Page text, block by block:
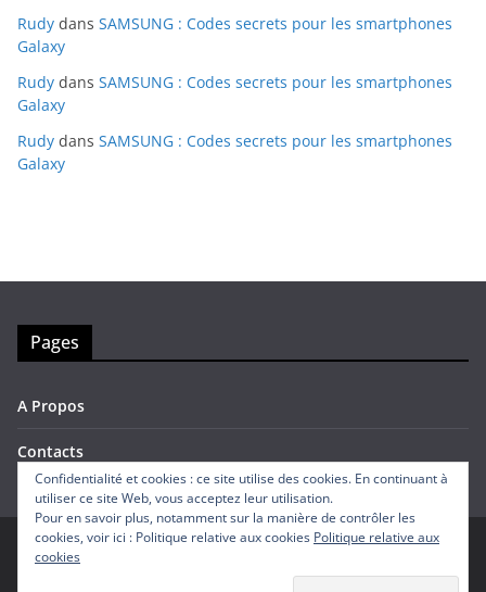
Rudy dans SAMSUNG : Codes secrets pour les smartphones
Galaxy
Rudy dans SAMSUNG : Codes secrets pour les smartphones
Galaxy
Rudy dans SAMSUNG : Codes secrets pour les smartphones
Galaxy
Pages
A Propos
Contacts
. Tous droits réservés.
Confidentialité et cookies : ce site utilise des cookies. En continuant à
utiliser ce site Web, vous acceptez leur utilisation.
Pour en savoir plus, notamment sur la manière de contrôler les
cookies, voir ici : Politique relative aux cookies Politique relative aux
cookies